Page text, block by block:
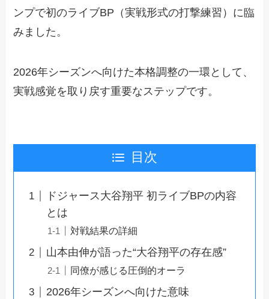
ンプで初のライブBP（実戦形式の打撃練習）に臨
みました。
2026年シーズンへ向けた本格調整の一環として、
実戦感覚を取り戻す重要なステップです。
目次
ドジャース大谷翔平 初ライブBPの内容
とは
対戦結果の詳細
山本由伸が語った“大谷翔平の存在感”
同僚が感じる圧倒的オーラ
2026年シーズンへ向けた意味